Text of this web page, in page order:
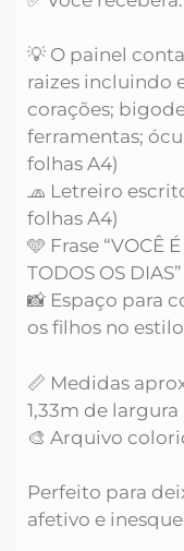
💡 O painel
raizes incluindo
corações;
ferramentas;
folhas A4)
🧢 Letreiro
folhas A4)
🩵 Frase “VOCÊ
TODOS OS DIAS”
📸 Espaço para
os filhos no
📏 Medidas
1,33m de largura
🎨 Arquivo
Perfeito para
afetivo e